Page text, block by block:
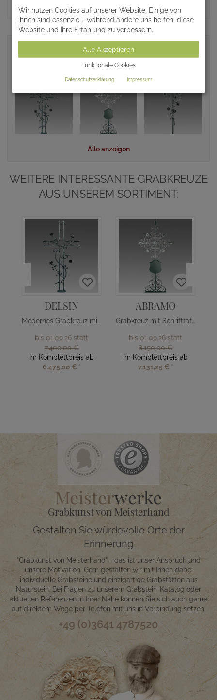
ÄHNLICHE ARTIKEL
Alle anzeigen
WEITERE INTERESSANTE GRABKREUZE
AUS UNSEREM SORTIMENT:
DELSIN
Modernes Grabkreuz mit Rosenranke
bis 01.09.26 statt
7.400,00 €
Ihr Komplettpreis ab
6.475,00 € *
ABRAMO
Grabkreuz mit Schrifttafel
bis 01.09.26 statt
8.150,00 €
Ihr Komplettpreis ab
7.131,25 € *
Meisterwerke
Grabkunst von Meisterhand
Gestalten Sie würdevolle Orte der
Erinnerung
"Grabkunst von Meisterhand" - das ist unser Anspruch und
unsere Motivation. Gern gestalten wir mit Ihnen dabei
individuelle Grabsteine und einzigartige Grabstätten aus
Naturstein. Bei Fragen zu unserem Grabstein-Katalog oder
aktuellen Referenzen in Ihrer Nähe können Sie sich auch gerne
auf direktem Wege per Telefon mit uns in Verbindung setzen:
+49 (0)3641 4787520
Wir nutzen Cookies auf unserer Website. Einige von
ihnen sind essenziell, während andere uns helfen, diese
Website und Ihre Erfahrung zu verbessern.
Alle Akzeptieren
Funktionale Cookies
Datenschutzerklärung Impressum